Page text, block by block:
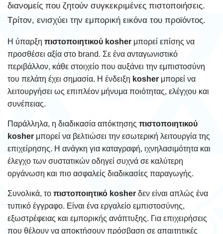
διανομείς που ζητούν συγκεκριμένες πιστοποιήσεις.
Τρίτον, ενισχύει την εμπορική εικόνα του προϊόντος.
Η ύπαρξη πιστοποιητικού kosher μπορεί επίσης να
προσθέσει αξία στο brand. Σε ένα ανταγωνιστικό
περιβάλλον, κάθε στοιχείο που αυξάνει την εμπιστοσύνη
του πελάτη έχει σημασία. Η ένδειξη kosher μπορεί να
λειτουργήσει ως επιπλέον μήνυμα ποιότητας, ελέγχου και
συνέπειας.
Παράλληλα, η διαδικασία απόκτησης πιστοποιητικού
kosher μπορεί να βελτιώσει την εσωτερική λειτουργία της
επιχείρησης. Η ανάγκη για καταγραφή, ιχνηλασιμότητα και
έλεγχο των συστατικών οδηγεί συχνά σε καλύτερη
οργάνωση και πιο ασφαλείς διαδικασίες παραγωγής.
Συνολικά, το πιστοποιητικό kosher δεν είναι απλώς ένα
τυπικό έγγραφο. Είναι ένα εργαλείο εμπιστοσύνης,
εξωστρέφειας και εμπορικής ανάπτυξης. Για επιχειρήσεις
που θέλουν να αποκτήσουν πρόσβαση σε απαιτητικές